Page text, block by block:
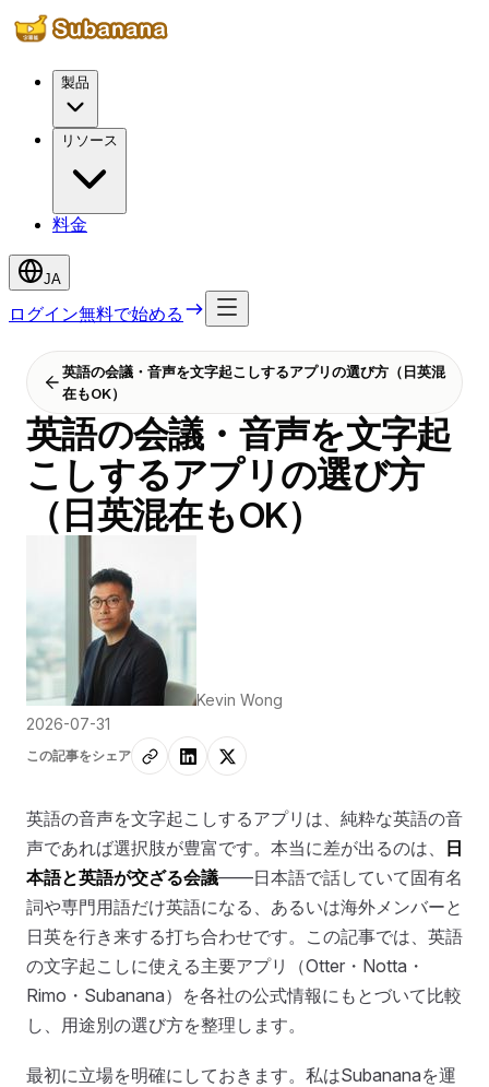
製品
リソース
料金
JA
ログイン無料で始める
英語の会議・音声を文字起こしするアプリの選び方（日英混
在もOK）
英語の会議・音声を文字起
こしするアプリの選び方
（日英混在もOK）
Kevin Wong
2026-07-31
この記事をシェア
英語の音声を文字起こしするアプリは、純粋な英語の音
声であれば選択肢が豊富です。本当に差が出るのは、
日
本語と英語が交ざる会議――日本語で話していて固有名
詞や専門用語だけ英語になる、あるいは海外メンバーと
日英を行き来する打ち合わせです。この記事では、英語
の文字起こしに使える主要アプリ（Otter・Notta・
Rimo・Subanana）を各社の公式情報にもとづいて比較
し、用途別の選び方を整理します。
最初に立場を明確にしておきます。私はSubananaを運